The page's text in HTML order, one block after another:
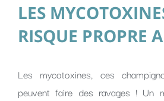
LES
RISQUE PROPRE
Les mycotoxines, ces
peuvent faire des ravages ! Un